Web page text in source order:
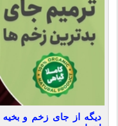
دیگه از جای زخم و